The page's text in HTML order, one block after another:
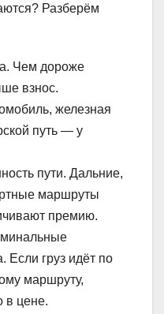
Разберём
Чем дороже
взнос.
железная
путь — у
пути. Дальние,
маршруты
премию.
Если груз идёт по
маршруту,
в цене.